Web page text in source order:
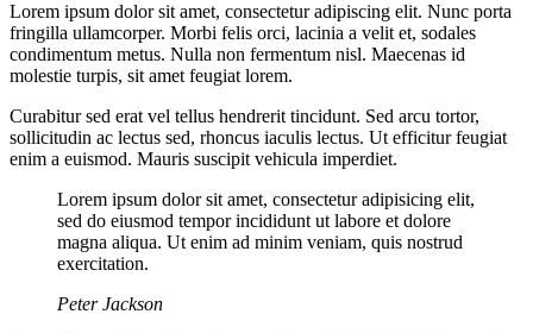
Lorem ipsum dolor sit amet, consectetur adipiscing elit. Nunc porta
fringilla ullamcorper. Morbi felis orci, lacinia a velit et, sodales
condimentum metus. Nulla non fermentum nisl. Maecenas id
molestie turpis, sit amet feugiat lorem.
Curabitur sed erat vel tellus hendrerit tincidunt. Sed arcu tortor,
sollicitudin ac lectus sed, rhoncus iaculis lectus. Ut efficitur feugiat
enim a euismod. Mauris suscipit vehicula imperdiet.
Lorem ipsum dolor sit amet, consectetur adipisicing elit,
sed do eiusmod tempor incididunt ut labore et dolore
magna aliqua. Ut enim ad minim veniam, quis nostrud
exercitation.
Peter Jackson